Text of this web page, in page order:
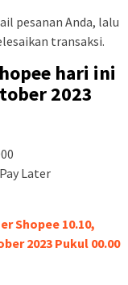
pesanan Anda, lalu
transaksi.
hari ini
2023
Later
Shopee 10.10,
2023 Pukul 00.00